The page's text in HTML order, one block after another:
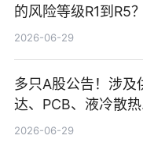
的风险等级R1到R5？
2026-06-29
多只A股公告！涉及
达、PCB、液冷散
讯
2026-06-29